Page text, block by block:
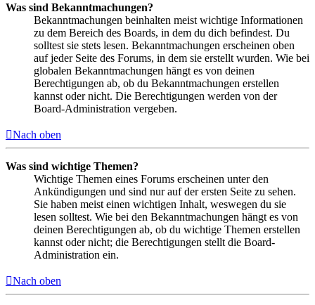
Was sind Bekanntmachungen?
Bekanntmachungen beinhalten meist wichtige Informationen
zu dem Bereich des Boards, in dem du dich befindest. Du
solltest sie stets lesen. Bekanntmachungen erscheinen oben
auf jeder Seite des Forums, in dem sie erstellt wurden. Wie bei
globalen Bekanntmachungen hängt es von deinen
Berechtigungen ab, ob du Bekanntmachungen erstellen
kannst oder nicht. Die Berechtigungen werden von der
Board-Administration vergeben.
Nach oben
Was sind wichtige Themen?
Wichtige Themen eines Forums erscheinen unter den
Ankündigungen und sind nur auf der ersten Seite zu sehen.
Sie haben meist einen wichtigen Inhalt, weswegen du sie
lesen solltest. Wie bei den Bekanntmachungen hängt es von
deinen Berechtigungen ab, ob du wichtige Themen erstellen
kannst oder nicht; die Berechtigungen stellt die Board-
Administration ein.
Nach oben